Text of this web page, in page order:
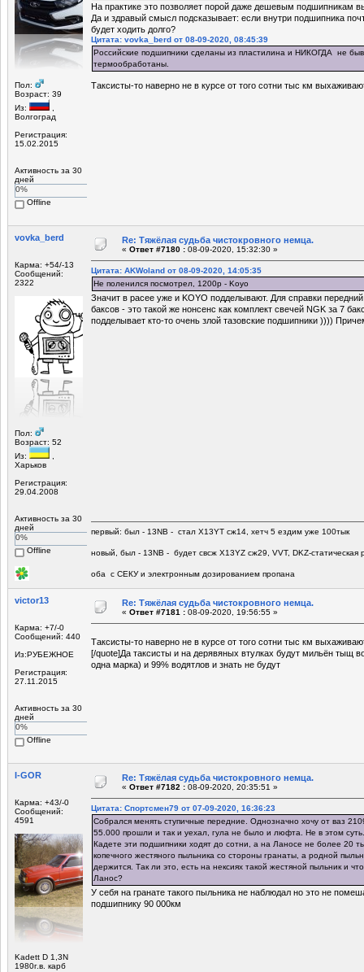
Пол:
Возраст: 39
Из:
Волгоград
Регистрация:
15.02.2015
Активность за 30
дней
0%
Offline
На практике это позволяет порой даже дешевым подшипникам
Да и здравый смысл подсказывает: если внутри подшипника
будет ходить долго?
Цитата: vovka_berd от 08-09-2020, 08:45:39
Российские подшипники сделаны из пластилина и НИКОГДА не
термообработаны.
Таксисты-то наверно не в курсе от того сотни тыс км
vovka_berd
Карма: +54/-13
Сообщений:
2322
Пол:
Возраст: 52
Из:
Харьков
Регистрация:
29.04.2008
Активность за 30
дней
0%
Offline
Re: Тяжёлая судьба чистокровного немца.
« Ответ #7180 : 08-09-2020, 15:32:30 »
Цитата: AKWoland от 08-09-2020, 14:05:35
Не поленился посмотрел, 1200р - Koyo
Значит в расее уже и KOYO подделывают. Для справки
баксов - это такой же нонсенс как комплект свечей NGK за 7
подделывает кто-то очень злой тазовские подшипники ))))
первый: был - 13NB - стал Х13YT сж14, хетч 5 ездим уже 100тык
новый, был - 13NB - будет свсж Х13YZ сж29, VVT, DKZ-статическая
оба с СЕКУ и электронным дозированием пропана
victor13
Карма: +7/-0
Сообщений: 440
Из:РУБЕЖНОЕ
Регистрация:
27.11.2015
Активность за 30
дней
0%
Offline
Re: Тяжёлая судьба чистокровного немца.
« Ответ #7181 : 08-09-2020, 19:56:55 »
Таксисты-то наверно не в курсе от того сотни тыс км
[/quote]Да таксисты и на дерявяных втулках будут мильён тыщ
одна марка) и 99% водятлов и знать не будут
I-GOR
Карма: +43/-0
Сообщений:
4591
Kadett D 1,3N
1980г.в. карб
Re: Тяжёлая судьба чистокровного немца.
« Ответ #7182 : 08-09-2020, 20:35:51 »
Цитата: Спортсмен79 от 07-09-2020, 16:36:23
Собрался менять ступичные передние. Однозначно хочу от ваз
55.000 прошли и так и уехал, гула не было и люфта. Не в этом
Кадете эти подшипники ходят до сотни, а на Ланосе не более 20
копечного жестяного пыльника со стороны гранаты, а родной
держится. Так ли это, есть на нексиях такой жестяной пыльник и
Ланос?
У себя на гранате такого пыльника не наблюдал но это не
подшипнику 90 000км